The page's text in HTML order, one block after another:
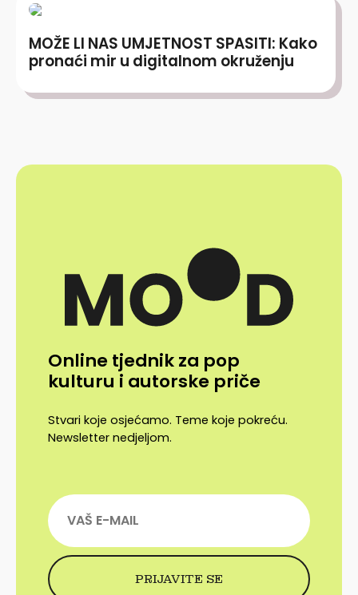
MOŽE LI NAS UMJETNOST SPASITI: Kako
pronaći mir u digitalnom okruženju
Online tjednik za pop
kulturu i autorske priče
Stvari koje osjećamo. Teme koje pokreću.
Newsletter nedjeljom.